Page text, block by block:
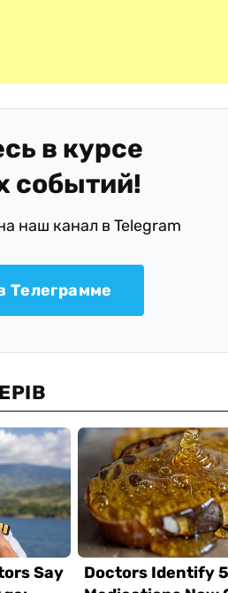
в курсе
событий!
наш канал в Telegram
Телеграмме